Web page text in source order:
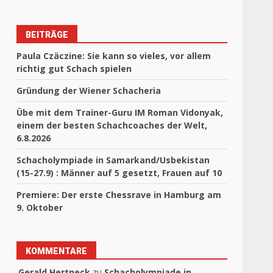
BEITRÄGE
Paula Czäczine: Sie kann so vieles, vor allem
richtig gut Schach spielen
Gründung der Wiener Schacheria
Übe mit dem Trainer-Guru IM Roman Vidonyak,
einem der besten Schachcoaches der Welt,
6.8.2026
Schacholympiade in Samarkand/Usbekistan
(15-27.9) : Männer auf 5 gesetzt, Frauen auf 10
Premiere: Der erste Chessrave in Hamburg am
9. Oktober
KOMMENTARE